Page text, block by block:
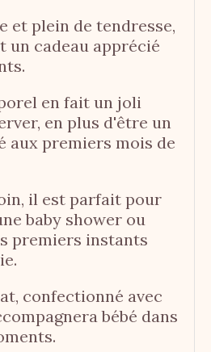
et plein de tendresse,
un cadeau apprécié
en fait un joli
en plus d'être un
aux premiers mois de
il est parfait pour
baby shower ou
premiers instants
confectionné avec
bébé dans